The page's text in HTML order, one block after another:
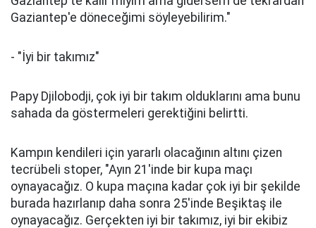
Gaziantep'e döneceğimi söyleyebilirim."
- "İyi bir takımız"
Papy Djilobodji, çok iyi bir takım olduklarını ama bunu
sahada da göstermeleri gerektiğini belirtti.
Kampın kendileri için yararlı olacağının altını çizen
tecrübeli stoper, "Ayın 21'inde bir kupa maçı
oynayacağız. O kupa maçına kadar çok iyi bir şekilde
burada hazırlanıp daha sonra 25'inde Beşiktaş ile
oynayacağız. Gerçekten iyi bir takımız, iyi bir ekibiz